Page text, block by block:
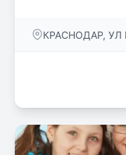
КРАСНОДАР, УЛ